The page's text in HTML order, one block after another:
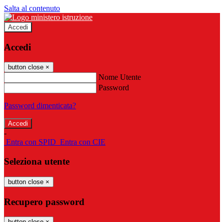
Salta al contenuto
Accedi
Accedi
button close ×
Nome Utente
Password
Password dimenticata?
-
Entra con SPID Entra con CIE
Seleziona utente
button close ×
Recupero password